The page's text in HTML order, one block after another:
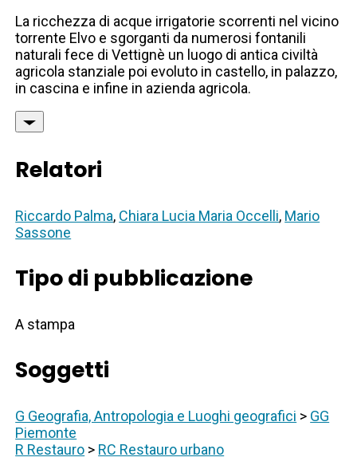
La ricchezza di acque irrigatorie scorrenti nel vicino
torrente Elvo e sgorganti da numerosi fontanili
naturali fece di Vettignè un luogo di antica civiltà
agricola stanziale poi evoluto in castello, in palazzo,
in cascina e infine in azienda agricola.
Relatori
Riccardo Palma, Chiara Lucia Maria Occelli, Mario
Sassone
Tipo di pubblicazione
A stampa
Soggetti
G Geografia, Antropologia e Luoghi geografici > GG
Piemonte
R Restauro > RC Restauro urbano